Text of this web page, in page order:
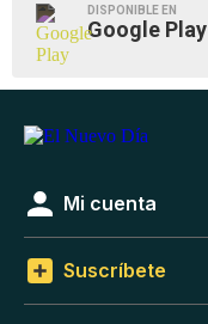
DISPONIBLE EN
Google Play
Mi cuenta
Suscríbete